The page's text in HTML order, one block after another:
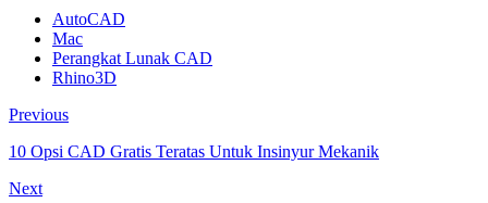
AutoCAD
Mac
Perangkat Lunak CAD
Rhino3D
Previous
10 Opsi CAD Gratis Teratas Untuk Insinyur Mekanik
Next